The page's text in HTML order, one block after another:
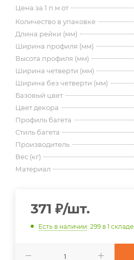
Цена за 1 п.м от
Количество в упаковке
Длина рейки (мм)
Ширина профиля (мм)
Высота профиля (мм)
Ширина четверти (мм)
Ширина без четверти (мм)
Базовый цвет
Цвет декора
Профиль багета
Стиль багета
Производитель
Вес (кг)
Материал
371 ₽/шт.
Есть в наличии: 299 в 1 складе